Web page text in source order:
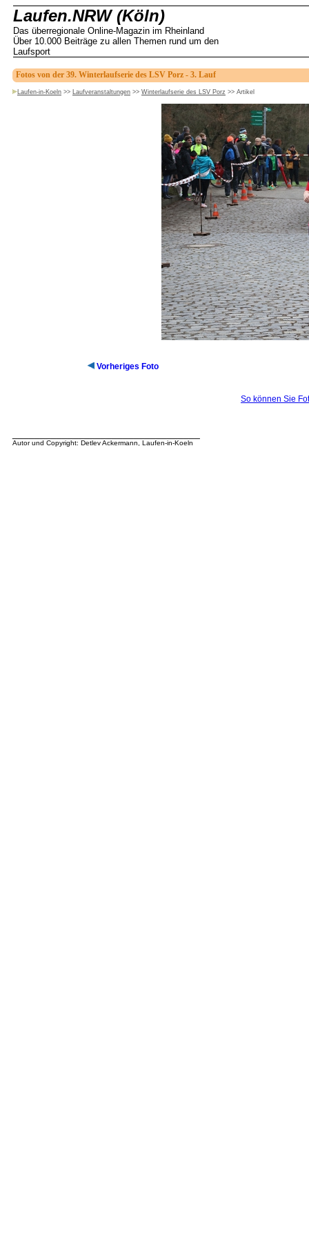
Laufen.NRW (Köln)
Das überregionale Online-Magazin im Rheinland
Über 10.000 Beiträge zu allen Themen rund um den
Laufsport
Fotos von der 39. Winterlaufserie des LSV Porz - 3. Lauf
Laufen-in-Koeln >> Laufveranstaltungen >> Winterlaufserie des LSV Porz >> Artikel
Vorheriges Foto
So können Sie
Autor und Copyright: Detlev Ackermann, Laufen-in-Koeln